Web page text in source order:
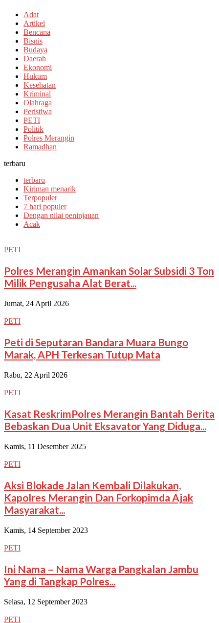
Adat
Artikel
Bencana
Bisnis
Budaya
Daerah
Ekonomi
Hukum
Kesehatan
Kriminal
Olahraga
Peristiwa
PETI
Politik
Polres Merangin
Ramadhan
terbaru
terbaru
Kiriman menarik
Terpopuler
7 hari populer
Dengan nilai peninjauan
Acak
PETI
Polres Merangin Amankan Solar Subsidi 3 Ton
Milik Pengusaha Alat Berat...
Jumat, 24 April 2026
PETI
Peti di Seputaran Bandara Muara Bungo
Marak, APH Terkesan Tutup Mata
Rabu, 22 April 2026
PETI
Kasat ReskrimPolres Merangin Bantah Berita
Bebaskan Dua Unit Eksavator Yang Diduga...
Kamis, 11 Desember 2025
PETI
Aksi Blokade Jalan Kembali Dilakukan,
Kapolres Merangin Dan Forkopimda Ajak
Masyarakat...
Kamis, 14 September 2023
PETI
Ini Nama – Nama Warga Pangkalan Jambu
Yang di Tangkap Polres...
Selasa, 12 September 2023
PETI